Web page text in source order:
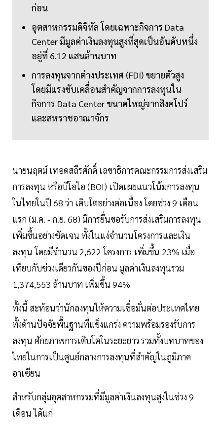
ก่อน
อุตสาหกรรมดิจิทัล โดยเฉพาะกิจการ Data
Center มีมูลค่าเงินลงทุนสูงที่สุดเป็นอันดับหนึ่ง
อยู่ที่ 6.12 แสนล้านบาท
การลงทุนจากต่างประเทศ (FDI) ขยายตัวสูง
โดยมีแรงขับเคลื่อนสำคัญจากการลงทุนใน
กิจการ Data Center ขนาดใหญ่จากสิงคโปร์
และสหราชอาณาจักร
นายนฤตม์ เทอดสถีรศักดิ์ เลขาธิการคณะกรรมการส่งเสริม
การลงทุน หรือบีโอไอ (BOI) เปิดเผยแนวโน้มการลงทุน
ในไทยในปี 68 ว่า เติบโตอย่างต่อเนื่อง โดยช่วง 9 เดือน
แรก (ม.ค. - ก.ย. 68) มีการยื่นขอรับการส่งเสริมการลงทุน
เพิ่มขึ้นอย่างชัดเจน ทั้งในแง่จำนวนโครงการและเงิน
ลงทุน โดยมีจำนวน 2,622 โครงการ เพิ่มขึ้น 23% เมื่อ
เทียบกับช่วงเดียวกันของปีก่อน มูลค่าเงินลงทุนรวม
1,374,553 ล้านบาท เพิ่มขึ้น 94%
ทั้งนี้ สะท้อนว่านักลงทุนให้ความเชื่อมั่นต่อประเทศไทย
ทั้งด้านปัจจัยพื้นฐานที่แข็งแกร่ง ความพร้อมรองรับการ
ลงทุน ศักยภาพการเติบโตในระยะยาว รวมทั้งบทบาทของ
ไทยในการเป็นศูนย์กลางการลงทุนที่สำคัญในภูมิภาค
อาเซียน
สำหรับกลุ่มอุตสาหกรรมที่มีมูลค่าเงินลงทุนสูงในช่วง 9
เดือน ได้แก่